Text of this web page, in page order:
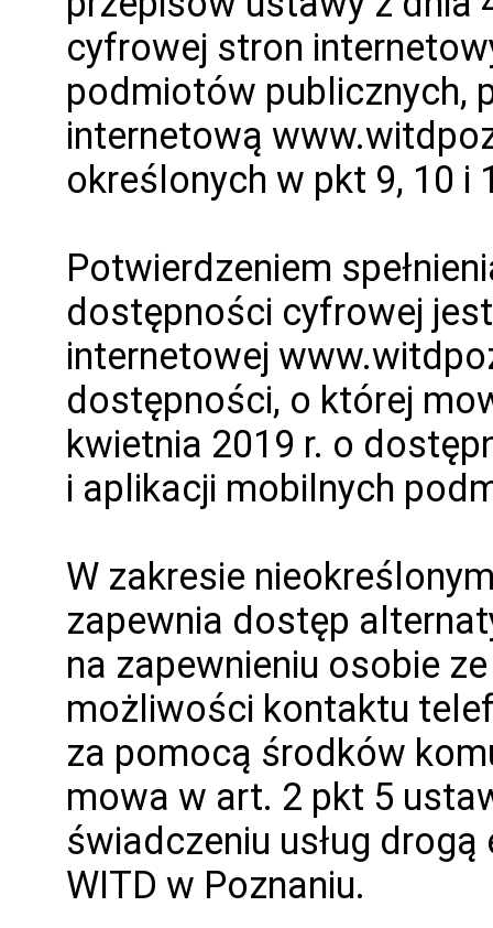
cyfrowej stron
podmiotów publicznych,
internetową
określonych w pkt 9, 10 i
Potwierdzeniem
dostępności cyfrowej
internetowej
dostępności, o której
kwietnia 2019 r. o
i aplikacji mobilnych
W zakresie
zapewnia dostęp
na zapewnieniu osobie
możliwości kontaktu
za pomocą środków
mowa w art. 2 pkt 5
świadczeniu usług
WITD w Poznaniu.